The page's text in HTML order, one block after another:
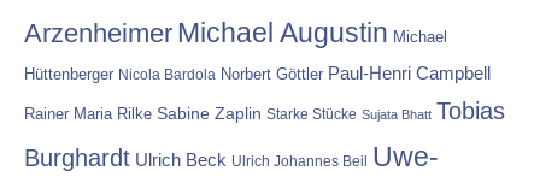
Arzenheimer Michael Augustin Michael
Hüttenberger Nicola Bardola Norbert Göttler Paul-Henri Campbell
Rainer Maria Rilke Sabine Zaplin Starke Stücke Sujata Bhatt Tobias
Burghardt Ulrich Beck Ulrich Johannes Beil Uwe-